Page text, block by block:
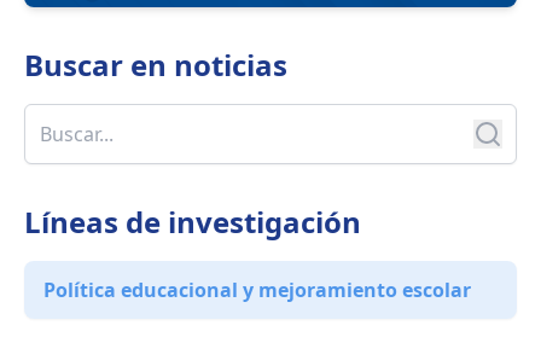
Buscar en noticias
Líneas de investigación
Política educacional y mejoramiento escolar